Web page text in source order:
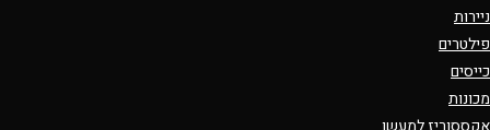
ניירות
פילטרים
כייסים
מכונות